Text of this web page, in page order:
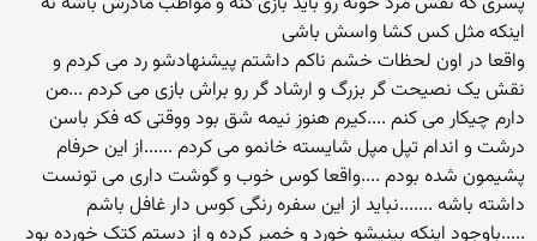
اینکه مثل کس کشا واسش باشی
واقعا در اون لحظات خشم ناکم داشتم پیشنهادشو رد می کردم و
نقش یک نصیحت گر بزرگ و ارشاد گر رو براش بازی می کردم ...من
دارم چیکار می کنم ....کیرم هنوز نیمه شق بود ووقتی که فکر باسن
درشت و اندام تپل مپل شایسته خانمو می کردم ......از این حرفام
پشیمون شده بودم ....واقعا کوس خوب و گوشت داری می تونست
داشته باشه .......نباید از این سفره رنگی کوس دار غافل باشم
.....باوجود اینکه بینیشو خورد و خمیر کرده و از دستم کتک خورده بود